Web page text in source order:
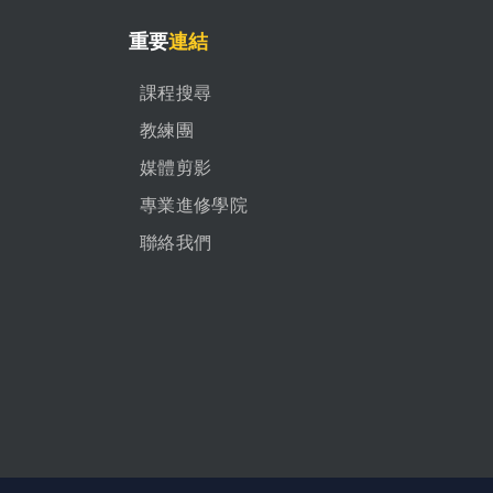
重要連結
課程搜尋
教練團
媒體剪影
專業進修學院
聯絡我們